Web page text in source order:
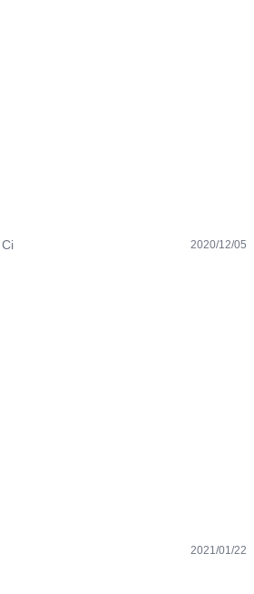
2020/12/05
2021/01/22